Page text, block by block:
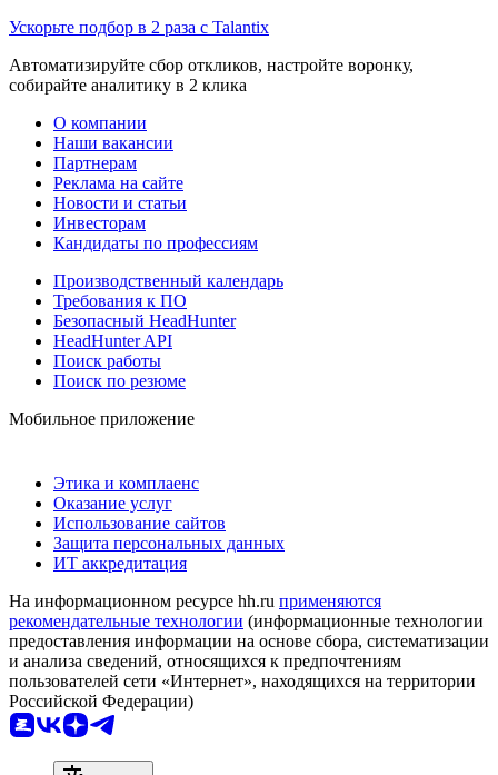
Ускорьте подбор в 2 раза с Talantix
Автоматизируйте сбор откликов, настройте воронку,
собирайте аналитику в 2 клика
О компании
Наши вакансии
Партнерам
Реклама на сайте
Новости и статьи
Инвесторам
Кандидаты по профессиям
Производственный календарь
Требования к ПО
Безопасный HeadHunter
HeadHunter API
Поиск работы
Поиск по резюме
Мобильное приложение
Этика и комплаенс
Оказание услуг
Использование сайтов
Защита персональных данных
ИТ аккредитация
На информационном ресурсе hh.ru применяются
рекомендательные технологии (информационные технологии
предоставления информации на основе сбора, систематизации
и анализа сведений, относящихся к предпочтениям
пользователей сети «Интернет», находящихся на территории
Российской Федерации)